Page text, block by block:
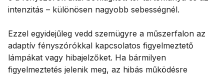
intenzitás – különösen nagyobb sebességnél.
Ezzel egyidejűleg vedd szemügyre a műszerfalon az
adaptív fényszórókkal kapcsolatos figyelmeztető
lámpákat vagy hibajelzőket. Ha bármilyen
figyelmeztetés jelenik meg, az hibás működésre